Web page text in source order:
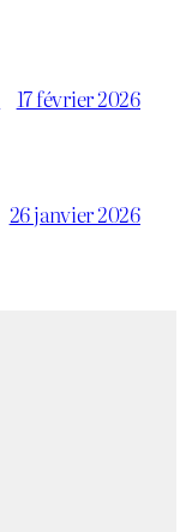
17 février 2026
26 janvier 2026